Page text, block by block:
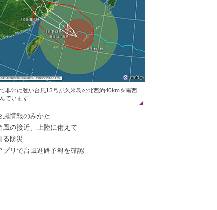
非常に強い台風13号が久米島の北西約40kmを南西
でいます
風情報のみかた
風の接近、上陸に備えて
る防災
プリで台風進路予報を確認